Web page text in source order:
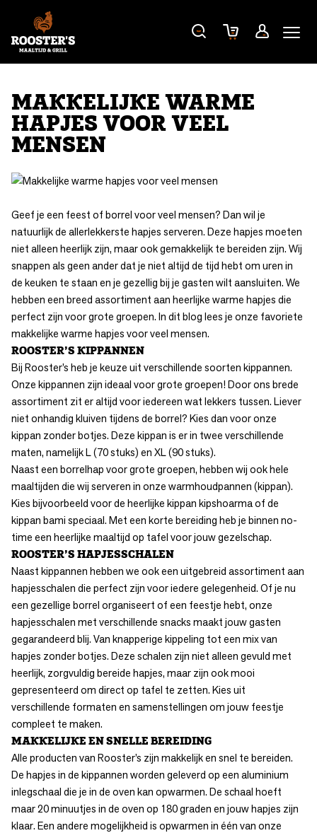
MAKKELIJKE WARME
HAPJES VOOR VEEL
MENSEN
Geef je een feest of borrel voor veel mensen? Dan wil je
natuurlijk de allerlekkerste hapjes serveren. Deze hapjes moeten
niet alleen heerlijk zijn, maar ook gemakkelijk te bereiden zijn. Wij
snappen als geen ander dat je niet altijd de tijd hebt om uren in
de keuken te staan en je gezellig bij je gasten wilt aansluiten. We
hebben een breed assortiment aan heerlijke warme hapjes die
perfect zijn voor grote groepen. In dit blog lees je onze favoriete
makkelijke warme hapjes voor veel mensen.
ROOSTER’S KIPPANNEN
Bij Rooster’s heb je keuze uit verschillende soorten kippannen.
Onze kippannen zijn ideaal voor grote groepen! Door ons brede
assortiment zit er altijd voor iedereen wat lekkers tussen. Liever
niet onhandig kluiven tijdens de borrel? Kies dan voor onze
kippan zonder botjes. Deze kippan is er in twee verschillende
maten, namelijk L (70 stuks) en XL (90 stuks).
Naast een borrelhap voor grote groepen, hebben wij ook hele
maaltijden die wij serveren in onze warmhoudpannen (kippan).
Kies bijvoorbeeld voor de heerlijke kippan kipshoarmaof de
kippan bami speciaal. Met een korte bereiding heb je binnen no-
time een heerlijke maaltijd op tafel voor jouw gezelschap.
ROOSTER’S HAPJESSCHALEN
Naast kippannen hebben we ook een uitgebreid assortiment aan
hapjesschalen die perfect zijn voor iedere gelegenheid. Of je nu
een gezellige borrel organiseert of een feestje hebt, onze
hapjesschalen met verschillende snacks maakt jouw gasten
gegarandeerd blij. Van knapperige kippeling tot een mix van
hapjes zonder botjes. Deze schalen zijn niet alleen gevuld met
heerlijk, zorgvuldig bereide hapjes, maar zijn ook mooi
gepresenteerd om direct op tafel te zetten. Kies uit
verschillende formaten en samenstellingen om jouw feestje
compleet te maken.
MAKKELIJKE EN SNELLE BEREIDING
Alle producten van Rooster’s zijn makkelijk en snel te bereiden.
De hapjes in de kippannen worden geleverd op een aluminium
inlegschaal die je in de oven kan opwarmen. De schaal hoeft
maar 20 minuutjes in de oven op 180 graden en jouw hapjes zijn
klaar. Een andere mogelijkheid is opwarmen in één van onze